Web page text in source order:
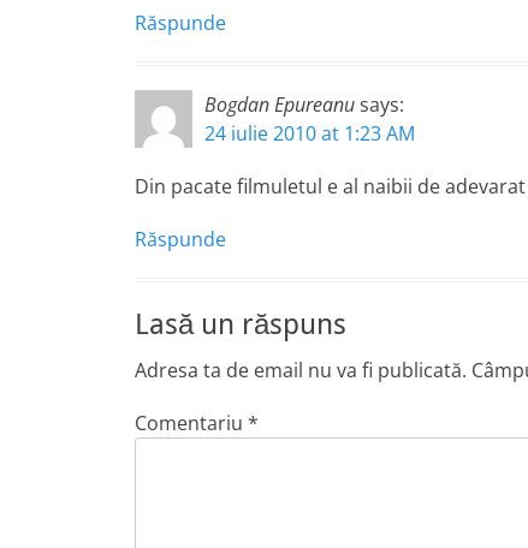
Răspunde
Bogdan Epureanusays:
24 iulie 2010 at 1:23 AM
Din pacate filmuletul e al naibii de
Răspunde
Lasă un răspuns
Adresa ta de email nu va fi publicată.
Comentariu *